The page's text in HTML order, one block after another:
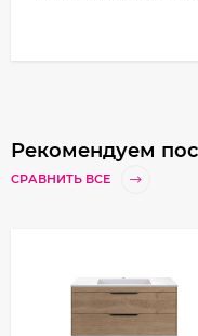
Рекомендуем
СРАВНИТЬ ВСЕ